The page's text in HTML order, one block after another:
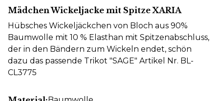
Mädchen Wickeljacke mit Spitze XARIA
Hübsches Wickeljäckchen von Bloch aus 90%
Baumwolle mit 10 % Elasthan mit Spitzenabschluss,
der in den Bändern zum Wickeln endet, schön
dazu das passende Trikot "SAGE" Artikel Nr. BL-
CL3775